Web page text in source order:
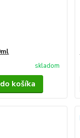
skladom
košíka